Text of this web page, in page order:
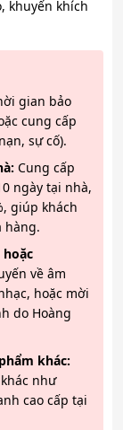
khuyến khích
gian bảo
cung cấp
sự cố).
Cung cấp
ngày tại nhà,
giúp khách
hàng.
về âm
hoặc mời
do Hoàng
khác:
như
cao cấp tại